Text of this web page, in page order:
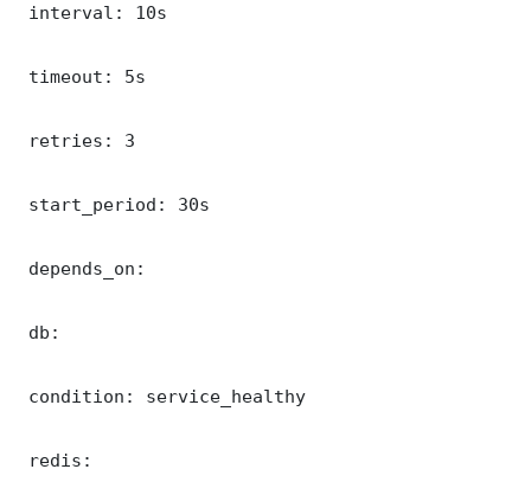
interval: 10s
timeout: 5s
retries: 3
start_period: 30s
depends_on:
db:
condition: service_healthy
redis: